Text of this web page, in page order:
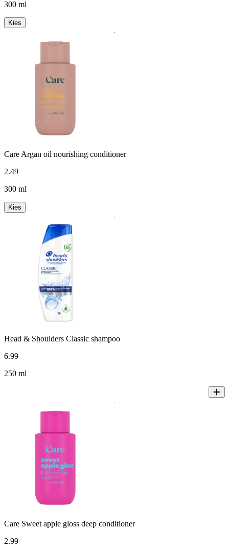
300 ml
Kies
Care Argan oil nourishing conditioner
2.49
300 ml
Kies
Head & Shoulders Classic shampoo
6.99
250 ml
Care Sweet apple gloss deep conditioner
2.99